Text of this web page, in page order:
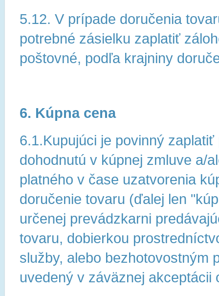
5.12. V prípade doručenia
potrebné zásielku zaplatiť
poštovné, podľa krajniny
6. Kúpna cena
6.1.Kupujúci je povinný
dohodnutú v kúpnej zmluve a/
platného v čase uzatvorenia
doručenie tovaru (ďalej len
určenej prevádzkarni
tovaru, dobierkou
služby, alebo bezhotovostným
uvedený v záväznej akceptácii